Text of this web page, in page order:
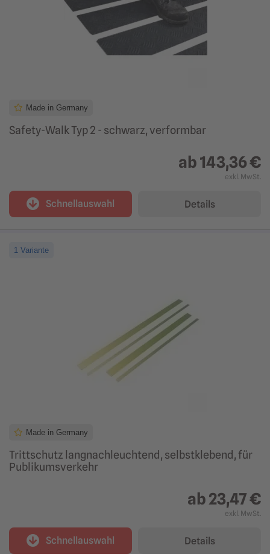
Made in Germany
Safety-Walk Typ 2 - schwarz, verformbar
ab143,36 €
exkl. MwSt.
Schnellauswahl Details
1 Variante
Made in Germany
Trittschutz langnachleuchtend, selbstklebend, für
Publikumsverkehr
ab23,47 €
exkl. MwSt.
Schnellauswahl Details